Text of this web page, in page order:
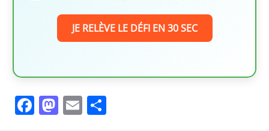
JE RELÈVE LE DÉFI EN 30 SEC
Facebook
Mastodon
Email